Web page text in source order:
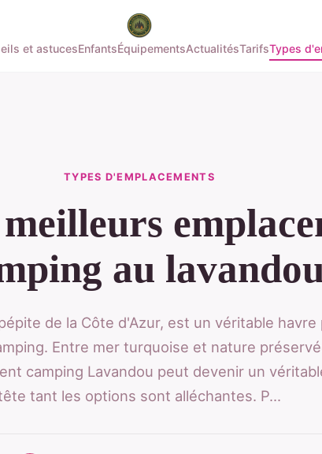
et astucesEnfantsÉquipementsActualitésTarifsTypes
TYPES D'EMPLACEMENTS
au
de la Côte d'Azur, est un véritable havre
Entre mer turquoise et nature
camping Lavandou peut devenir un
tant les options sont alléchantes. P...